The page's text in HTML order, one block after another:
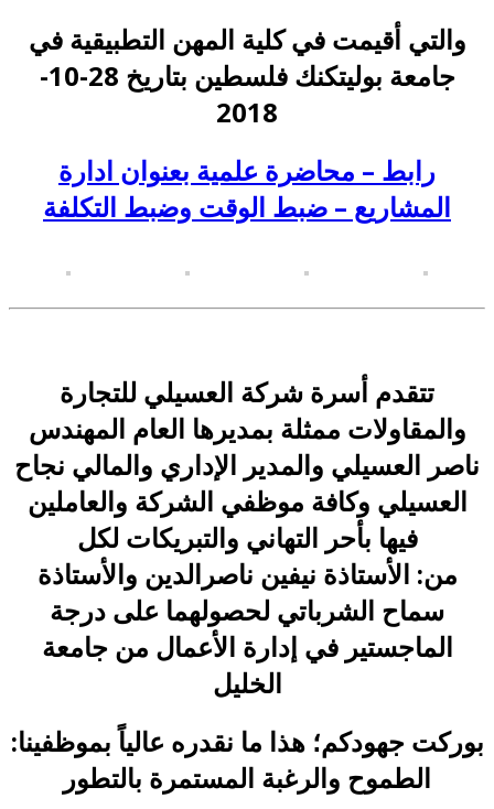
والتي أقيمت في كلية المهن التطبيقية في
جامعة بوليتكنك فلسطين بتاريخ 28-10-
2018
رابط – محاضرة علمية بعنوان ادارة
المشاريع – ضبط الوقت وضبط التكلفة
تتقدم أسرة شركة العسيلي للتجارة
والمقاولات ممثلة بمديرها العام المهندس
ناصر العسيلي والمدير الإداري والمالي نجاح
العسيلي وكافة موظفي الشركة والعاملين
فيها بأحر التهاني والتبريكات لكل
من: الأستاذة نيفين ناصرالدين والأستاذة
سماح الشرباتي لحصولهما على درجة
الماجستير في إدارة الأعمال من جامعة
الخليل
بوركت جهودكم؛ هذا ما نقدره عالياً بموظفينا:
الطموح والرغبة المستمرة بالتطور